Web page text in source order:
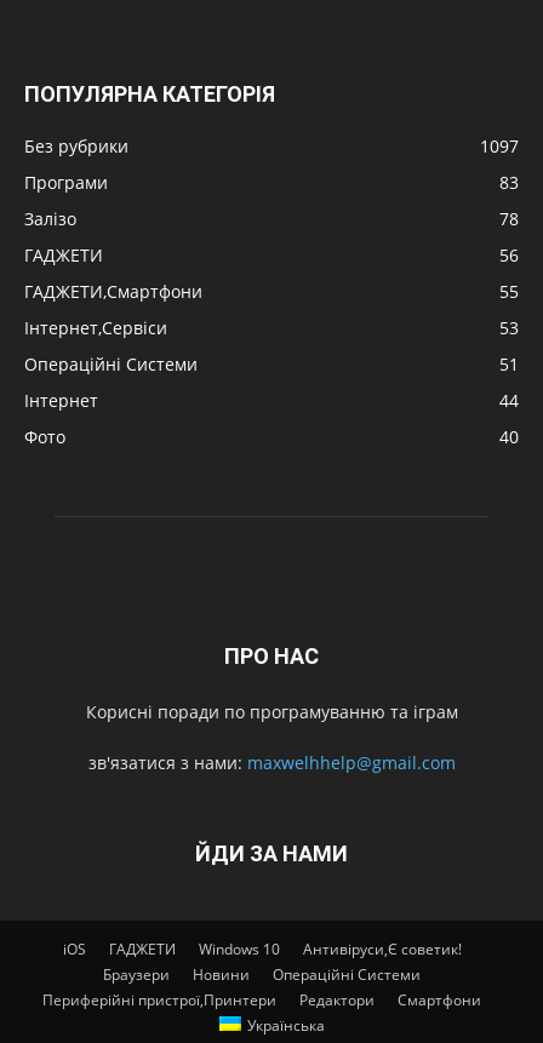
ПОПУЛЯРНА КАТЕГОРІЯ
Без рубрики
1097
Програми
83
Залізо
78
ГАДЖЕТИ
56
ГАДЖЕТИ,Смартфони
55
Інтернет,Сервіси
53
Операційні Системи
51
Інтернет
44
Фото
40
ПРО НАС
Корисні поради по програмуванню та іграм
зв'язатися з нами: maxwelhhelp@gmail.com
ЙДИ ЗА НАМИ
iOS ГАДЖЕТИ Windows 10
Антивіруси,Є советик!
Браузери
Новини
Операційні Системи
Периферійні пристрої,Принтери
Редактори
Смартфони
Українська